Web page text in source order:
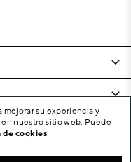
mejorar su experiencia y
nuestro sitio web. Puede
de cookies